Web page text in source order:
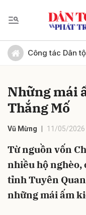
Công tác Dân
Những mái
Thắng Mố
Vũ Mừng 11/05/2026
Từ nguồn vốn
nhiều hộ nghèo,
tỉnh Tuyên
những mái ấm
Gửi bình luận